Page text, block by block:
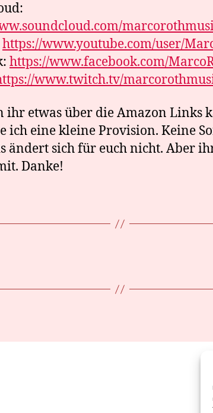
https://www.youtube.com/user/
https://www.facebook.com/
www.twitch.tv/
ihr etwas über die Amazon Links
ich eine kleine Provision. Keine
ändert sich für euch nicht. Aber
Danke!